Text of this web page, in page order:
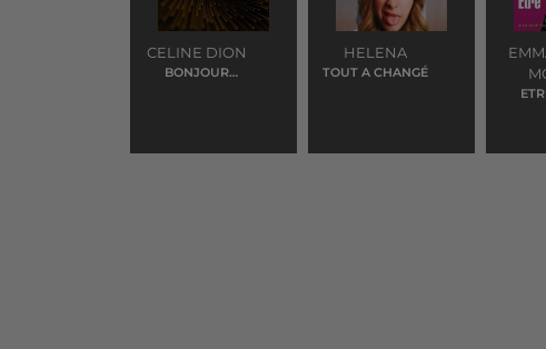
CELINE DION
BONJOUR
HELENA
TOUT A CHANGÉ